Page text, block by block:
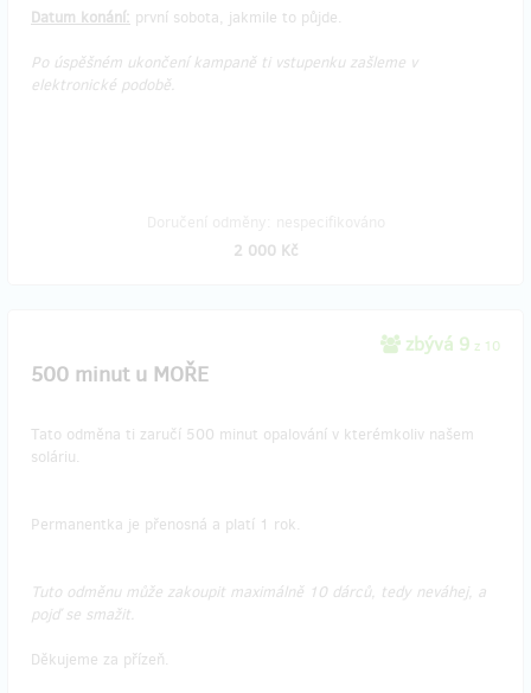
Datum konání: první sobota, jakmile to půjde.
Po úspěšném ukončení kampaně ti vstupenku zašleme v
elektronické podobě.
2 000 Kč
zbývá 9 z 10
500 minut u MOŘE
Tato odměna ti zaručí 500 minut opalování v kterémkoliv našem
soláriu.
Permanentka je přenosná a platí 1 rok.
Tuto odměnu může zakoupit maximálně 10 dárců, tedy neváhej, a
pojď se smažit.
Děkujeme za přízeň.